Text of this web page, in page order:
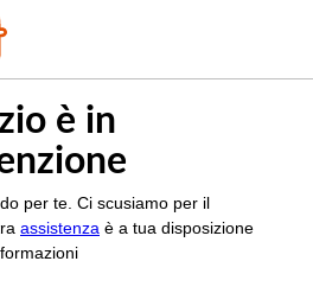
è in
per te. Ci scusiamo per il
assistenza è a tua disposizione